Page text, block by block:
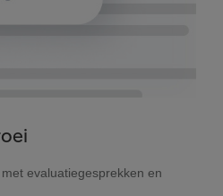
evaluatiegesprekken en